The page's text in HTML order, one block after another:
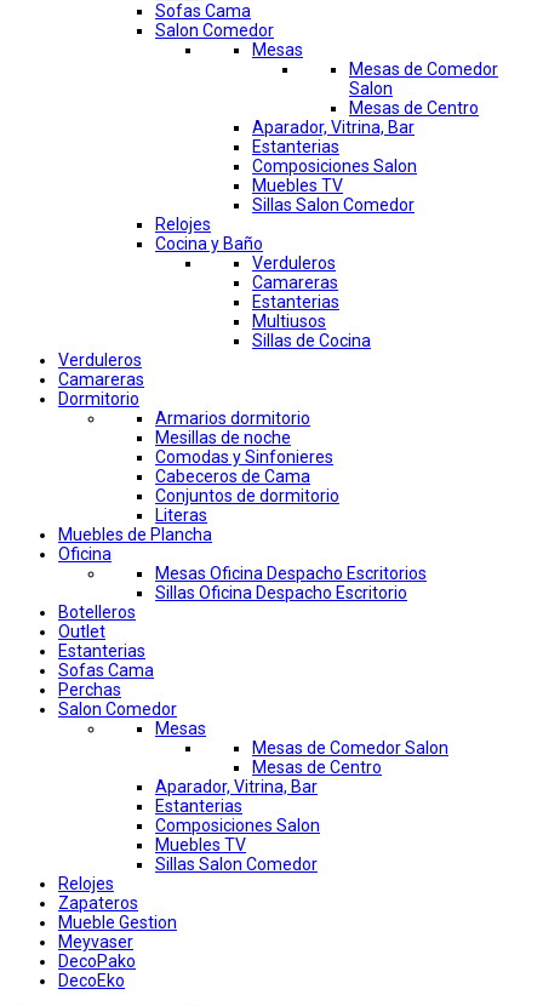
Sofas Cama
Salon Comedor
Mesas
Mesas de Comedor
Salon
Mesas de Centro
Aparador, Vitrina, Bar
Estanterias
Composiciones Salon
Muebles TV
Sillas Salon Comedor
Relojes
Cocina y Baño
Verduleros
Camareras
Estanterias
Multiusos
Sillas de Cocina
Verduleros
Camareras
Dormitorio
Armarios dormitorio
Mesillas de noche
Comodas y Sinfonieres
Cabeceros de Cama
Conjuntos de dormitorio
Literas
Muebles de Plancha
Oficina
Mesas Oficina Despacho Escritorios
Sillas Oficina Despacho Escritorio
Botelleros
Outlet
Estanterias
Sofas Cama
Perchas
Salon Comedor
Mesas
Mesas de Comedor Salon
Mesas de Centro
Aparador, Vitrina, Bar
Estanterias
Composiciones Salon
Muebles TV
Sillas Salon Comedor
Relojes
Zapateros
Mueble Gestion
Meyvaser
DecoPako
DecoEko